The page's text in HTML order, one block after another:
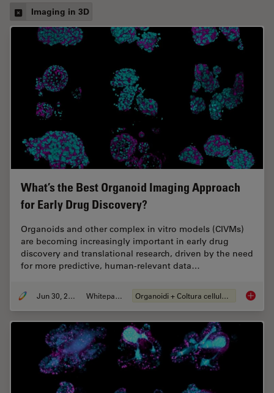
Imaging in 3D
What’s the Best Organoid Imaging Approach
for Early Drug Discovery?
Organoids and other complex in vitro models (CIVMs)
are becoming increasingly important in early drug
discovery and translational research, driven by the need
for more predictive, human-relevant data…
Jun 30, 2026 Whitepaper Organoidi + Coltura cellulare 3D